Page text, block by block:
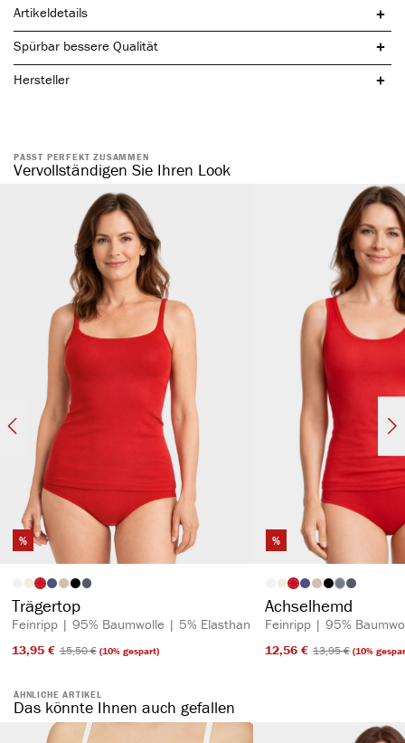
Artikeldetails
natürliche Baumwolle
komfortabler, elastischer Bund
ohne störende Seitennaht
formstabil & elastisch
hautsympathisch & temperaturregulierend
atmungsaktiv
Spürbar bessere Qualität
Hersteller
PASST PERFEKT ZUSAMMEN
Vervollständigen Sie Ihren Look
%
Artikelfarbeauswählen
Trägertop
Feinripp | 95% Baumwolle | 5% Elasthan
13,95 €​ 15,50 €​(10% gespart)
%
Artikelfarbe(Diese Option
Achselhemd
Feinripp | 95%
12,56 €​ 13,95 €​(10%
ÄHNLICHE ARTIKEL
Das könnte Ihnen auch gefallen